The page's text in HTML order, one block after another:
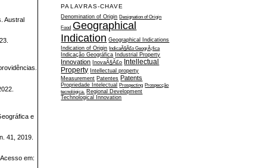
PALAVRAS-CHAVE
Denomination of Origin Designation of Origin
Food Geographical
Indication Geographical Indications
Indication of Origin IndicaÃ§Ã£o GeogrÃ¡fica
Indicação Geográfica Industrial Property
Innovation InovaÃ§Ã£o Intellectual
Property Intellectual property
Measurement Patentes Patents
Propriedade Intelectual Prospecting Prospecção
tecnológica. Regional Development
Technological Innovation
Austral
e
41, 2019.
em: